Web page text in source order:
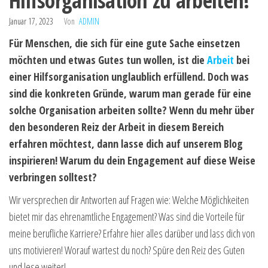
Januar 17, 2023 Von ADMIN
Für Menschen, die sich für eine gute Sache einsetzen
möchten und etwas Gutes tun wollen, ist die Arbeit bei
einer Hilfsorganisation unglaublich erfüllend. Doch was
sind die konkreten Gründe, warum man gerade für eine
solche Organisation arbeiten sollte? Wenn du mehr über
den besonderen Reiz der Arbeit in diesem Bereich
erfahren möchtest, dann lasse dich auf unserem Blog
inspirieren! Warum du dein Engagement auf diese Weise
verbringen solltest?
Wir versprechen dir Antworten auf Fragen wie: Welche Möglichkeiten
bietet mir das ehrenamtliche Engagement? Was sind die Vorteile für
meine berufliche Karriere? Erfahre hier alles darüber und lass dich von
uns motivieren! Worauf wartest du noch? Spüre den Reiz des Guten